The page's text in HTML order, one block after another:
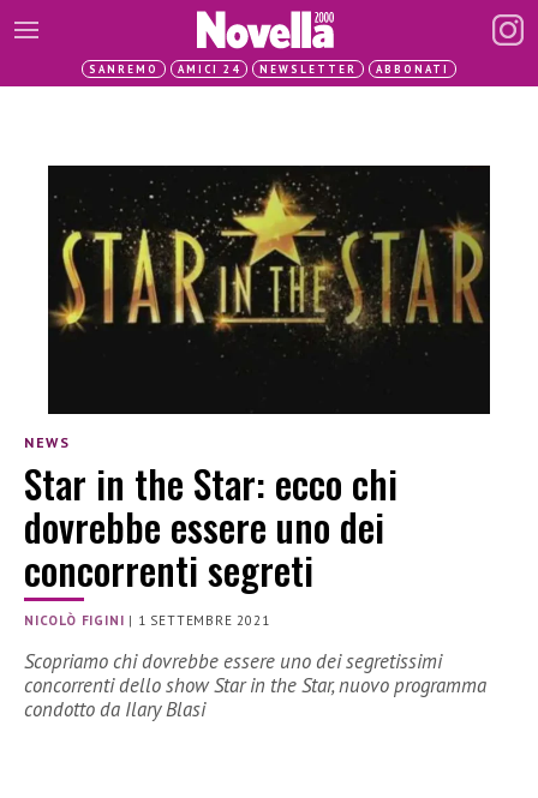
SANREMO AMICI 24 NEWSLETTER ABBONATI
NEWS
Star in the Star: ecco chi
dovrebbe essere uno dei
concorrenti segreti
NICOLÒ FIGINI | 1 SETTEMBRE 2021
Scopriamo chi dovrebbe essere uno dei segretissimi
concorrenti dello show Star in the Star, nuovo programma
condotto da Ilary Blasi